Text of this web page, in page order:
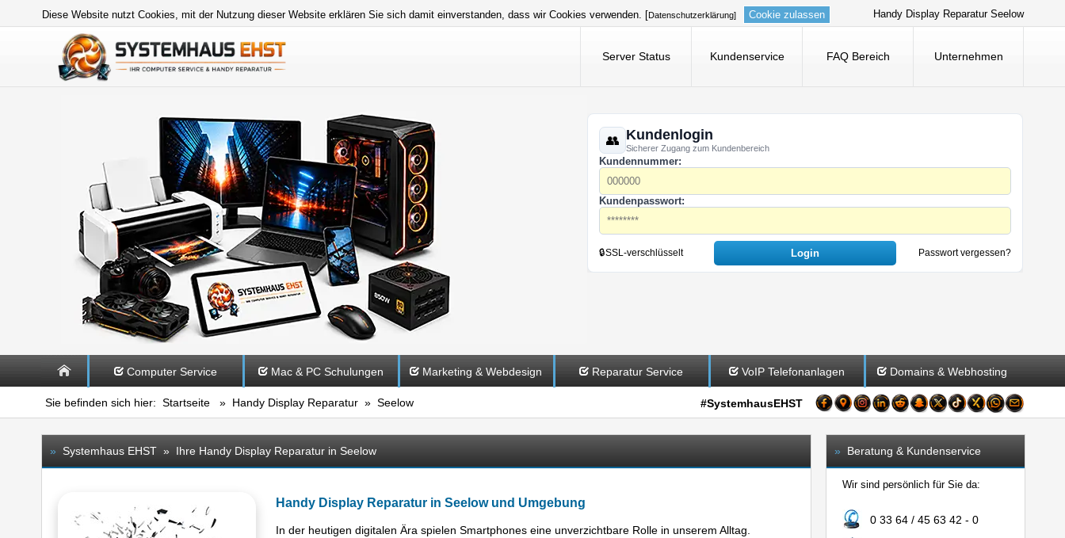
Handy Display Reparatur Seelow
Diese Website nutzt Cookies, mit der Nutzung dieser Website erklären Sie sich damit einverstanden, dass wir Cookies verwenden. [ Datenschutzerklärung] Cookie zulassen
Server Status Kundenservice FAQ Bereich Unternehmen
Kundenlogin
Sicherer Zugang zum Kundenbereich
Kundennummer:
Kundenpasswort:
🔒SSL-verschlüsselt Passwort vergessen?
Computer Service Mac & PC Schulungen Marketing & Webdesign Reparatur Service VoIP Telefonanlagen Domains & Webhosting
Sie befinden sich hier: Startseite » Handy Display Reparatur » Seelow #SystemhausEHST
» Systemhaus EHST » Ihre Handy Display Reparatur in Seelow
Handy Display Reparatur in Seelow und Umgebung
In der heutigen digitalen Ära spielen Smartphones eine unverzichtbare Rolle in unserem Alltag.
» Beratung & Kundenservice
Wir sind persönlich für Sie da:
0 33 64 / 45 63 42 - 0